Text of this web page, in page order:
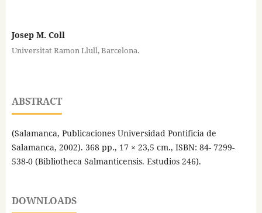
Josep M. Coll
Universitat Ramon Llull, Barcelona.
ABSTRACT
(Salamanca, Publicaciones Universidad Pontificia de
Salamanca, 2002). 368 pp., 17 × 23,5 cm., ISBN: 84- 7299-
538-0 (Bibliotheca Salmanticensis. Estudios 246).
DOWNLOADS